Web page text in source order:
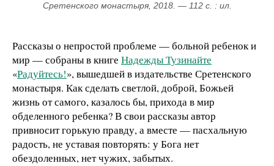
Сретенского монастыря, 2018. — 112 с. : ил.
Рассказы о непростой проблеме — больной ребенок и
мир — собраны в книге Надежды Тузинайте
«Радуйтесь!», вышедшей в издательстве Сретенского
монастыря. Как сделать светлой, доброй, Божьей
жизнь от самого, казалось бы, прихода в мир
обделенного ребенка? В свои рассказы автор
привносит горькую правду, а вместе — пасхальную
радость, не уставая повторять: у Бога нет
обездоленных, нет чужих, забытых.